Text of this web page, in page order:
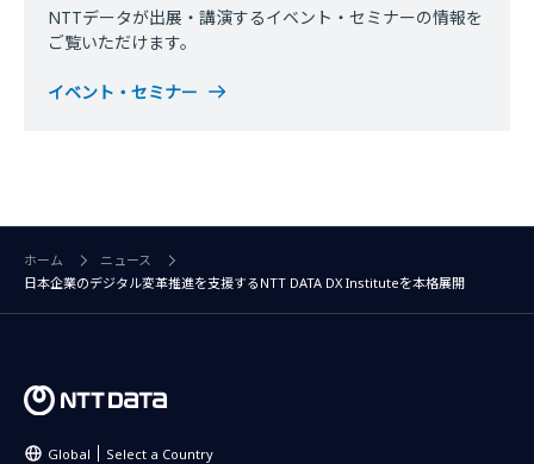
NTTデータが出展・講演するイベント・セミナーの情報を
ご覧いただけます。
イベント・セミナー
ホーム
ニュース
日本企業のデジタル変革推進を支援するNTT DATA DX Instituteを本格展開
Global Select a Country